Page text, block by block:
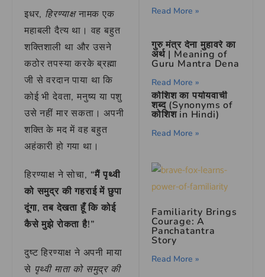
इधर, हिरण्याक्षनामक एक
महाबली दैत्य था। वह बहुत
शक्तिशाली था और उसने
कठोर तपस्या करके ब्रह्मा
जी से वरदान पाया था कि
कोई भी देवता, मनुष्य या पशु
उसे नहीं मार सकता। अपनी
शक्ति के मद में वह बहुत
अहंकारी हो गया था।
हिरण्याक्ष ने सोचा, “मैं पृथ्वी
को समुद्र की गहराई में छुपा
दूंगा, तब देखता हूँ कि कोई
कैसे मुझे रोकता है!”
दुष्ट हिरण्याक्ष ने अपनी माया
से पृथ्वी माता को समुद्र की
Read More »
गुरु मंत्र देना मुहावरे का
अर्थ | Meaning of
Guru Mantra Dena
Read More »
कोशिश का पर्यायवाची
शब्द (Synonyms of
कोशिश in Hindi)
Read More »
Familiarity Brings
Courage: A
Panchatantra
Story
Read More »